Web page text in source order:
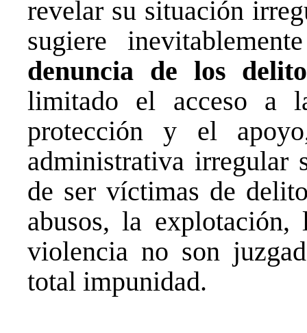
revelar su situación
sugiere
denuncia de los
limitado el acceso a
protección y el
administrativa irregular
de ser víctimas de
abusos, la
violencia no son
total impunidad.